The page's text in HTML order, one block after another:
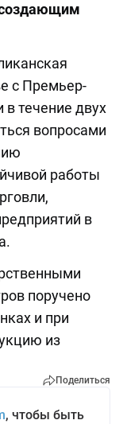
создающим
с Премьер-
течение двух
вопросами
работы
в
поручено
и при
из
Поделиться
, чтобы быть